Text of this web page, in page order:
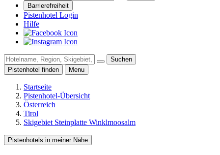
Barrierefreiheit
Pistenhotel Login
Hilfe
Suchen
Pistenhotel finden
Menu
Startseite
Pistenhotel-Übersicht
Österreich
Tirol
Skigebiet Steinplatte Winklmoosalm
Pistenhotels in meiner Nähe